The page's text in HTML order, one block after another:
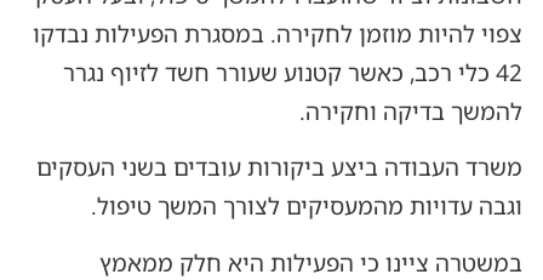
צפוי להיות מוזמן לחקירה. במסגרת הפעילות נבדקו
42 כלי רכב, כאשר קטנוע שעורר חשד לזיוף נגרר
להמשך בדיקה וחקירה.
משרד העבודה ביצע ביקורות עובדים בשני העסקים
וגבה עדויות מהמעסיקים לצורך המשך טיפול.
במשטרה ציינו כי הפעילות היא חלק ממאמץ